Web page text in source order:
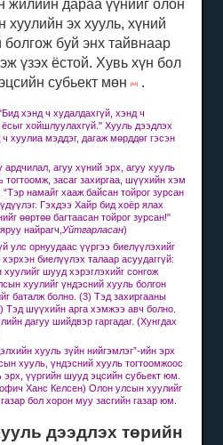
жилийн дараа үүнийг олон
эх хууль, хүний
болгож буй энх тайвнаар
үзэх ёстой. Хувь хүн бол
субьект мөн[44] .
хэнд ч худалдахгүй, хэнд ч
ёсыг хойшлуулахгүй."Хууль дээдлэх
ч хуулиа мэддэг, дагаж мөрддөг гэсэн
ардчилал, агуу хүний ​​эрх, агуу хууль
тогтоомж, засаг захиргаа, шүүхийн хэм
намайг хааж байсан тойрог зурсан
Гэхдээ Хайр бид хоёр ялах
өөртөө багтаасан тойрог зурсан!"
найрагч, Уйтгарласан)
улс орнуудаас үүргээ биелүүлэхийг
биелүүлэх талаар асуудаггүй:
шууд хэрэглэхийг сонгож
хуулийг үндэсний хууль болгон
баталж болно.(3) Тэд захиргааны
Тэд шүүхийн арга хэмжээ авч болно.
дагуу шийдвэр гаргадаг.(Хунгдах
хууль зүйн нийгэмлэг”-ийн эрх
хууль, үндэсний хууль тогтоомжоос
үүргийн шууд эцсийн субьект юм.
Ханс Келсен) Олон улсын хуулийг
бол хорон муу засгийн газар юм.
дээдлэх төрийн